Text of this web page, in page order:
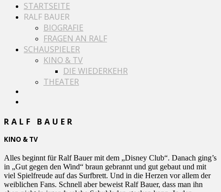
STARTSEITE
RALF BAUER
BIOGRAFIE
FRAGEN AN RALF
SCHAUSPIELER
KINO & TV
DIE WIEDERKEHR
THEATER
RALF BAUER
KINO & TV
Alles beginnt für Ralf Bauer mit dem „Disney Club“. Danach ging’s
in „Gut gegen den Wind“ braun gebrannt und gut gebaut und mit
viel Spielfreude auf das Surfbrett. Und in die Herzen vor allem der
weiblichen Fans. Schnell aber beweist Ralf Bauer, dass man ihn